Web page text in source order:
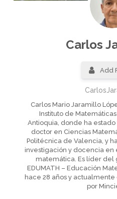
Carlos
Add
Carlos Mario Jaramillo
Instituto de
Antioquia, donde ha
doctor en Ciencias
Politécnica de Valencia, y
investigación y docencia
matemática. Es líder del
EDUMATH – Educación
hace 28 años y
por